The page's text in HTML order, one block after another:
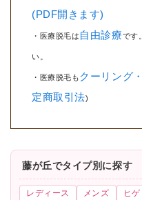
(PDF開きます)
・医療脱毛は 自由診療です
い。
・医療脱毛も クーリング
定商取引法)
藤が丘でタイプ別に探す
レディース メンズ ヒゲ